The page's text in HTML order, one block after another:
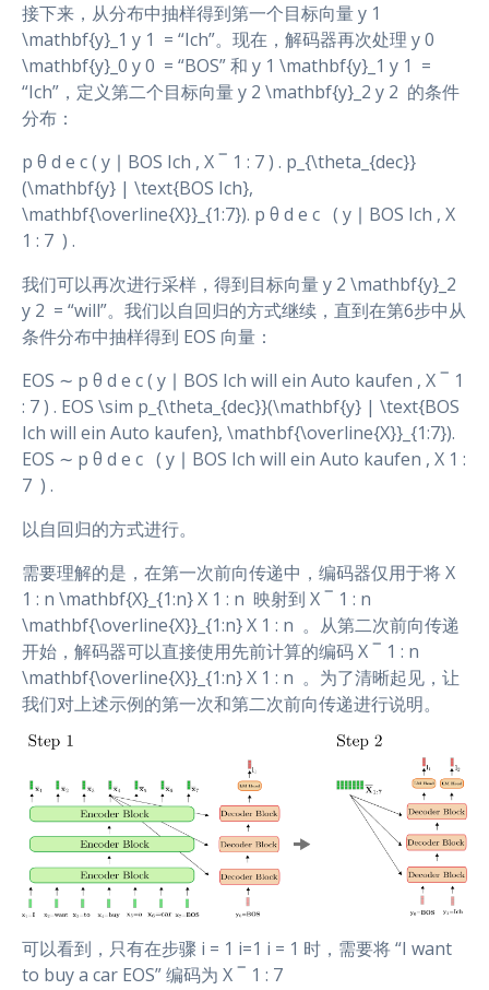
接下来，从分布中抽样得到第一个目标向量 y 1
\mathbf{y}_1 y 1 ​ = “Ich”。现在，解码器再次处理 y 0
\mathbf{y}_0 y 0 ​ = “BOS” 和 y 1 \mathbf{y}_1 y 1 ​ =
“Ich”，定义第二个目标向量 y 2 \mathbf{y}_2 y 2 ​ 的条件
分布：
p θ d e c ( y ∣ BOS Ich , X ‾ 1 : 7 ) . p_{\theta_{dec}}
(\mathbf{y} | \text{BOS Ich},
\mathbf{\overline{X}}_{1:7}). p θ d e c ​ ​ ( y ∣ BOS Ich , X
1 : 7 ​ ) .
我们可以再次进行采样，得到目标向量 y 2 \mathbf{y}_2
y 2 ​ = “will”。我们以自回归的方式继续，直到在第6步中从
条件分布中抽样得到 EOS 向量：
EOS ∼ p θ d e c ( y ∣ BOS Ich will ein Auto kaufen , X ‾ 1
: 7 ) . EOS \sim p_{\theta_{dec}}(\mathbf{y} | \text{BOS
Ich will ein Auto kaufen}, \mathbf{\overline{X}}_{1:7}).
EOS ∼ p θ d e c ​ ​ ( y ∣ BOS Ich will ein Auto kaufen , X 1 :
7 ​ ) .
以自回归的方式进行。
需要理解的是，在第一次前向传递中，编码器仅用于将 X
1 : n \mathbf{X}_{1:n} X 1 : n ​ 映射到 X ‾ 1 : n
\mathbf{\overline{X}}_{1:n} X 1 : n ​ 。从第二次前向传递
开始，解码器可以直接使用先前计算的编码 X ‾ 1 : n
\mathbf{\overline{X}}_{1:n} X 1 : n ​ 。为了清晰起见，让
我们对上述示例的第一次和第二次前向传递进行说明。
可以看到，只有在步骤 i = 1 i=1 i = 1 时，需要将 “I want
to buy a car EOS” 编码为 X ‾ 1 : 7